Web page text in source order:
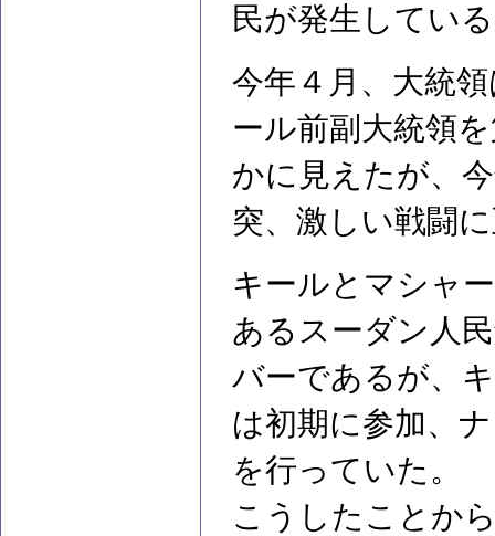
民が発生してい
今年４月、大統
ール前副大統領
かに見えたが、
突、激しい戦闘
キールとマシャ
あるスーダン人
バーであるが、
は初期に参加、
を行っていた。
こうしたことか